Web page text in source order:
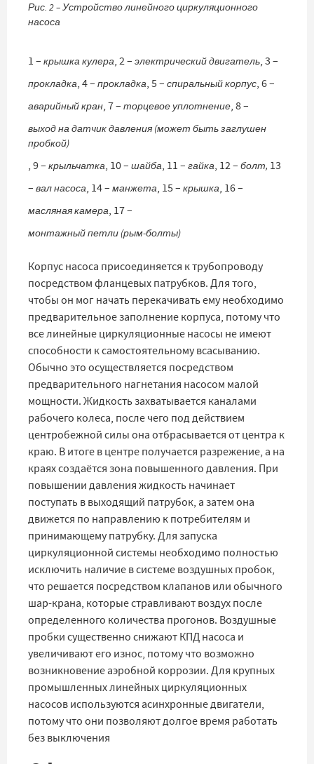
Рис. 2 – Устройство линейного циркуляционного
насоса
1 – крышка кулера, 2 – электрический двигатель, 3 –
прокладка, 4 – прокладка, 5 – спиральный корпус, 6 –
аварийный кран, 7 – торцевое уплотнение, 8 –
выход на датчик давления (может быть заглушен
пробкой)
, 9 – крыльчатка, 10 – шайба, 11 – гайка, 12 – болт, 13
– вал насоса, 14 – манжета, 15 – крышка, 16 –
масляная камера, 17 –
монтажный петли (рым-болты)
Корпус насоса присоединяется к трубопроводу
посредством фланцевых патрубков. Для того,
чтобы он мог начать перекачивать ему необходимо
предварительное заполнение корпуса, потому что
все линейные циркуляционные насосы не имеют
способности к самостоятельному всасыванию.
Обычно это осуществляется посредством
предварительного нагнетания насосом малой
мощности. Жидкость захватывается каналами
рабочего колеса, после чего под действием
центробежной силы она отбрасывается от центра к
краю. В итоге в центре получается разрежение, а на
краях создаётся зона повышенного давления. При
повышении давления жидкость начинает
поступать в выходящий патрубок, а затем она
движется по направлению к потребителям и
принимающему патрубку. Для запуска
циркуляционной системы необходимо полностью
исключить наличие в системе воздушных пробок,
что решается посредством клапанов или обычного
шар-крана, которые стравливают воздух после
определенного количества прогонов. Воздушные
пробки существенно снижают КПД насоса и
увеличивают его износ, потому что возможно
возникновение аэробной коррозии. Для крупных
промышленных линейных циркуляционных
насосов используются асинхронные двигатели,
потому что они позволяют долгое время работать
без выключения